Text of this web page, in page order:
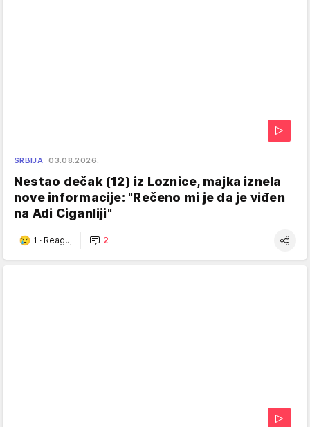
SRBIJA 03.08.2026.
Nestao dečak (12) iz Loznice, majka iznela
nove informacije: "Rečeno mi je da je viđen
na Adi Ciganliji"
1 · Reaguj 2